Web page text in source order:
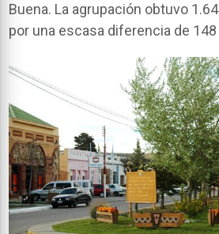
Buena. La agrupación obtuvo
por una escasa diferencia de